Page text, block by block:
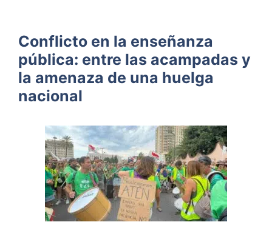
Conflicto en la enseñanza
pública: entre las acampadas y
la amenaza de una huelga
nacional